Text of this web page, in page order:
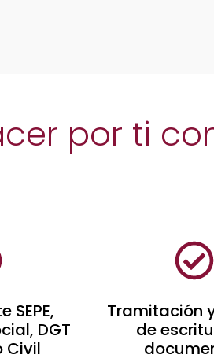
por ti
SEPE,
DGT
Civil
Tramitación
de